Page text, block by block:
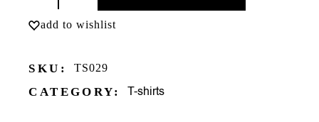
add to wishlist
SKU: TS029
CATEGORY: T-shirts